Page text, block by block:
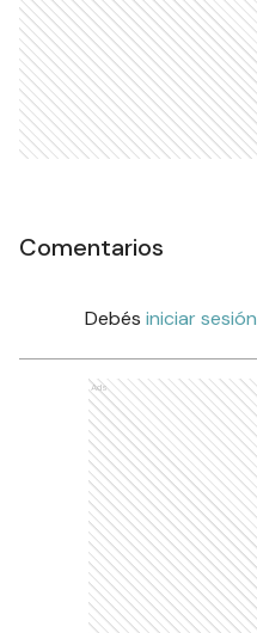
Comentarios
Debés iniciar sesión
Ads